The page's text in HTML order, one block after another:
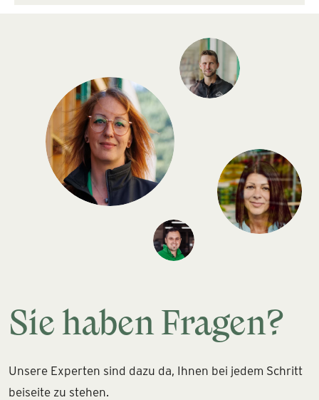
Sie haben Fragen?
Unsere Experten sind dazu da, Ihnen bei jedem Schritt
beiseite zu stehen.